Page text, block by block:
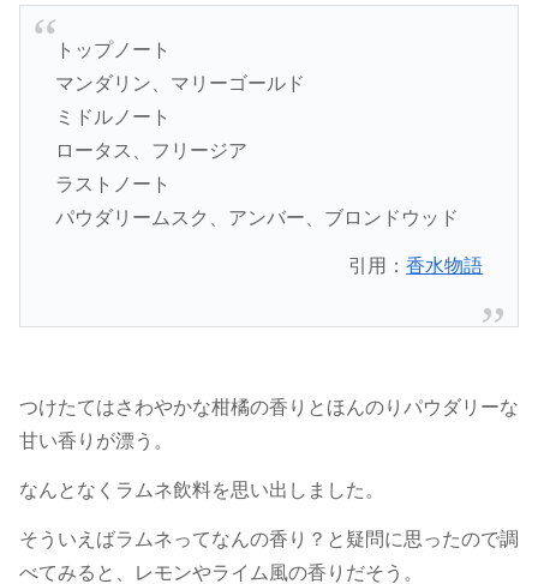
トップノート
マンダリン、マリーゴールド
ミドルノート
ロータス、フリージア
ラストノート
パウダリームスク、アンバー、ブロンドウッド
引用：香水物語
つけたてはさわやかな柑橘の香りとほんのりパウダリーな
甘い香りが漂う。
なんとなくラムネ飲料を思い出しました。
そういえばラムネってなんの香り？と疑問に思ったので調
べてみると、レモンやライム風の香りだそう。